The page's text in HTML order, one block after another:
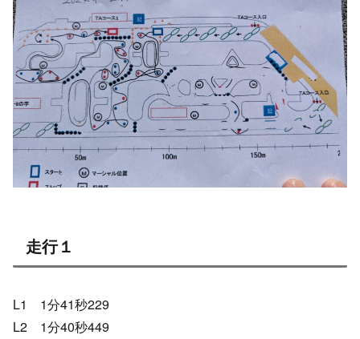
走行１
L1 1分41秒229
L2 1分40秒449